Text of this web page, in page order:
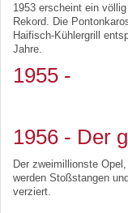
1953 erscheint ein
Rekord. Die
Haifisch-Kühlergrill
Jahre.
1955 -
1956 - Der
Der zweimillionste
werden Stoßstangen
verziert.